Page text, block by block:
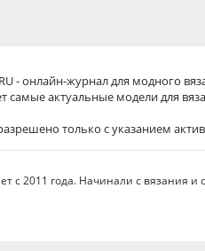
- онлайн-журнал для модного
самые актуальные модели для
только с указанием
с 2011 года. Начинали с вязания